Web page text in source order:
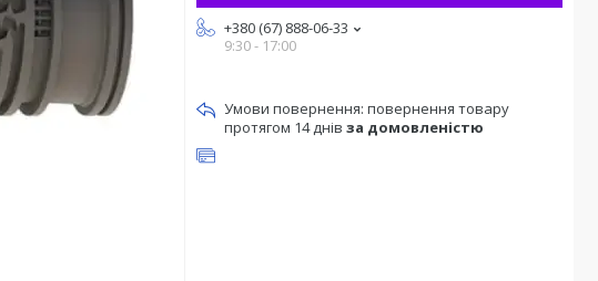
+380 (67) 888-06-33
9:30 - 17:00
повернення товару
протягом 14 днів за домовленістю